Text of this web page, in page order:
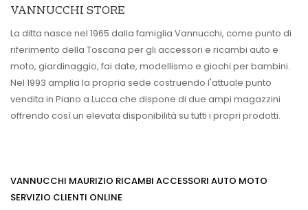
VANNUCCHI STORE
La ditta nasce nel 1965 dalla famiglia Vannucchi, come punto di
riferimento della Toscana per gli accessori e ricambi auto e
moto, giardinaggio, fai date, modellismo e giochi per bambini.
Nel 1993 amplia la propria sede costruendo l'attuale punto
vendita in Piano a Lucca che dispone di due ampi magazzini
offrendo così un elevata disponibilità su tutti i propri prodotti.
VANNUCCHI MAURIZIO RICAMBI ACCESSORI AUTO MOTO
SERVIZIO CLIENTI ONLINE